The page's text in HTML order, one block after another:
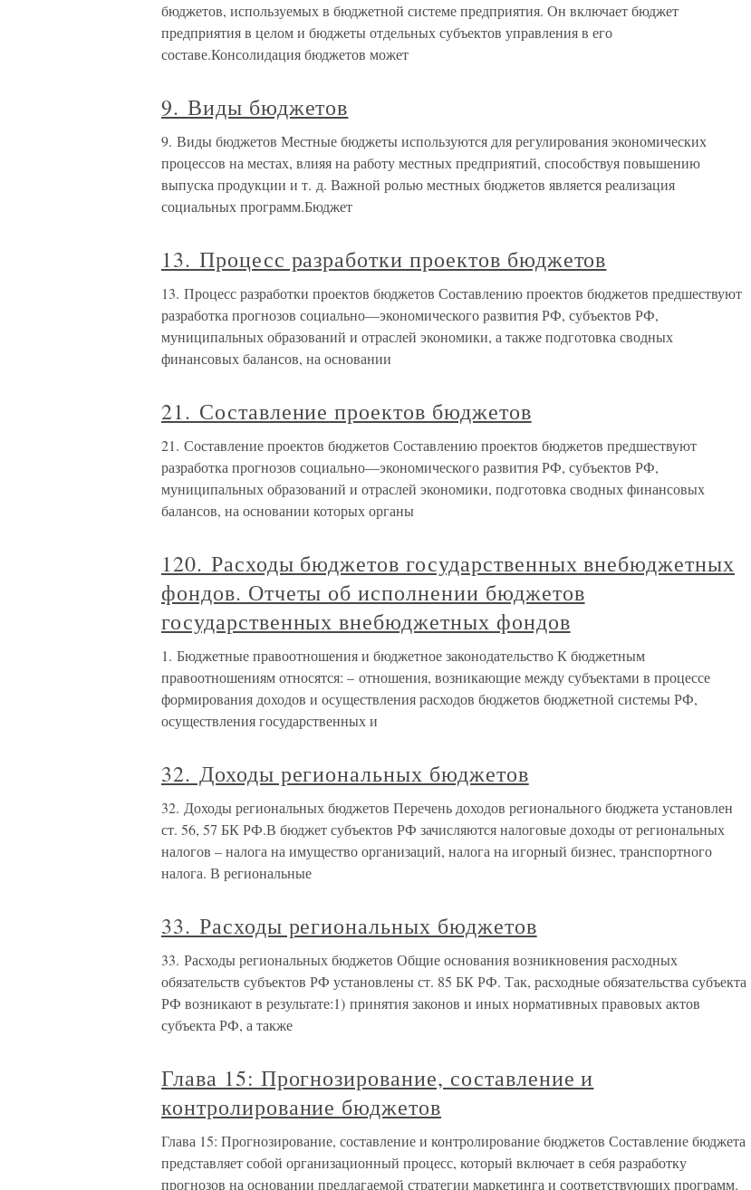
бюджетов, используемых в бюджетной системе предприятия. Он включает бюджет
предприятия в целом и бюджеты отдельных субъектов управления в его
составе.Консолидация бюджетов может
9. Виды бюджетов
9. Виды бюджетов Местные бюджеты используются для регулирования экономических
процессов на местах, влияя на работу местных предприятий, способствуя повышению
выпуска продукции и т. д. Важной ролью местных бюджетов является реализация
социальных программ.Бюджет
13. Процесс разработки проектов бюджетов
13. Процесс разработки проектов бюджетов Составлению проектов бюджетов предшествуют
разработка прогнозов социально—экономического развития РФ, субъектов РФ,
муниципальных образований и отраслей экономики, а также подготовка сводных
финансовых балансов, на основании
21. Составление проектов бюджетов
21. Составление проектов бюджетов Составлению проектов бюджетов предшествуют
разработка прогнозов социально—экономического развития РФ, субъектов РФ,
муниципальных образований и отраслей экономики, подготовка сводных финансовых
балансов, на основании которых органы
120. Расходы бюджетов государственных внебюджетных
фондов. Отчеты об исполнении бюджетов
государственных внебюджетных фондов
1. Бюджетные правоотношения и бюджетное законодательство К бюджетным
правоотношениям относятся: – отношения, возникающие между субъектами в процессе
формирования доходов и осуществления расходов бюджетов бюджетной системы РФ,
осуществления государственных и
32. Доходы региональных бюджетов
32. Доходы региональных бюджетов Перечень доходов регионального бюджета установлен
ст. 56, 57 БК РФ.В бюджет субъектов РФ зачисляются налоговые доходы от региональных
налогов – налога на имущество организаций, налога на игорный бизнес, транспортного
налога. В региональные
33. Расходы региональных бюджетов
33. Расходы региональных бюджетов Общие основания возникновения расходных
обязательств субъектов РФ установлены ст. 85 БК РФ. Так, расходные обязательства субъекта
РФ возникают в результате:1) принятия законов и иных нормативных правовых актов
субъекта РФ, а также
Глава 15: Прогнозирование, составление и
контролирование бюджетов
Глава 15: Прогнозирование, составление и контролирование бюджетов Составление бюджета
представляет собой организационный процесс, который включает в себя разработку
прогнозов на основании предлагаемой стратегии маркетинга и соответствующих программ.